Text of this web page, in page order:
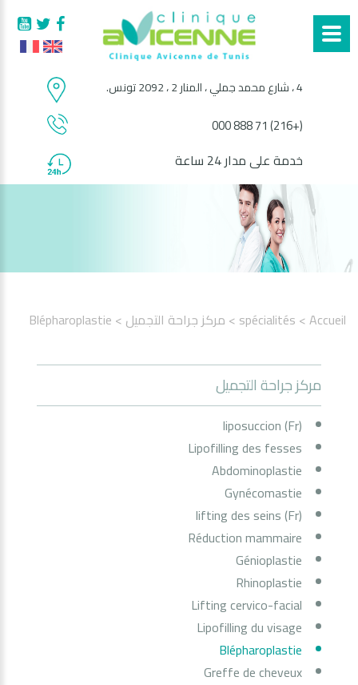
4 ، شارع محمد جملي ، المنار 2 ، 2092 تونس.
(+216) 71 888 000
خدمة على مدار 24 ساعة
Accueil
> spécialités > مركز جراحة التجميل > Blépharoplastie
مركز جراحة التجميل
(Fr) liposuccion
Lipofilling des fesses
Abdominoplastie
Gynécomastie
(Fr) lifting des seins
Réduction mammaire
Génioplastie
Rhinoplastie
Lifting cervico-facial
Lipofilling du visage
Blépharoplastie
Greffe de cheveux